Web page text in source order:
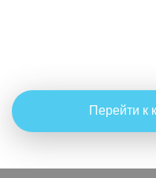
Перейти к